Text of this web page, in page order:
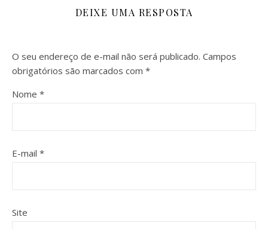
DEIXE UMA RESPOSTA
O seu endereço de e-mail não será publicado. Campos
obrigatórios são marcados com *
Nome *
E-mail *
Site